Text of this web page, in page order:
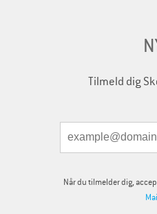
Tilmeld dig
Når du tilmelder dig,